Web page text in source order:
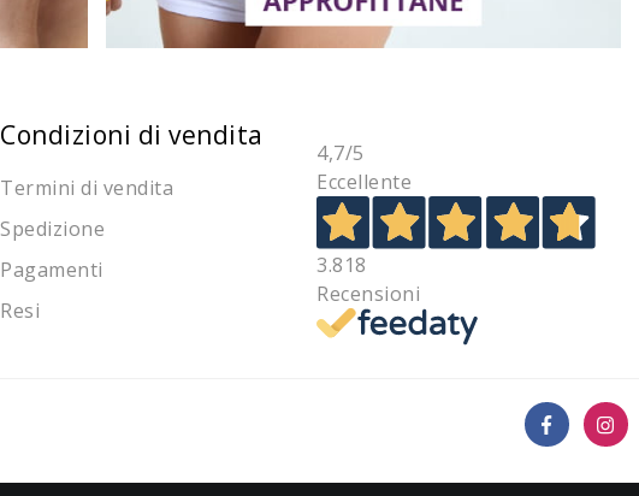
Condizioni di vendita
Termini di vendita
Spedizione
Pagamenti
Resi
4,7/5
Eccellente
3.818
Recensioni